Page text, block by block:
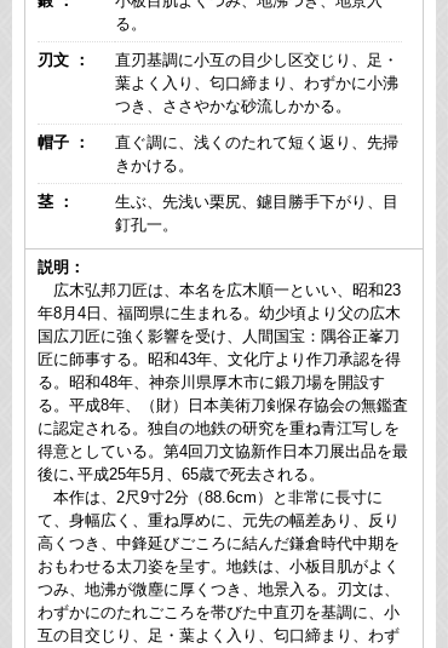
る。
刃文 ：
直刃基調に小互の目少し区交じり、足・
葉よく入り、匂口締まり、わずかに小沸
つき、ささやかな砂流しかかる。
帽子 ：
直ぐ調に、浅くのたれて短く返り、先掃
きかける。
茎 ：
生ぶ、先浅い栗尻、鑢目勝手下がり、目
釘孔一。
説明：
広木弘邦刀匠は、本名を広木順一といい、昭和23
年8月4日、福岡県に生まれる。幼少頃より父の広木
国広刀匠に強く影響を受け、人間国宝：隅谷正峯刀
匠に師事する。昭和43年、文化庁より作刀承認を得
る。昭和48年、神奈川県厚木市に鍛刀場を開設す
る。平成8年、（財）日本美術刀剣保存協会の無鑑査
に認定される。独自の地鉄の研究を重ね青江写しを
得意としている。第4回刀文協新作日本刀展出品を最
後に､平成25年5月、65歳で死去される。
本作は、2尺9寸2分（88.6cm）と非常に長寸に
て、身幅広く、重ね厚めに、元先の幅差あり、反り
高くつき、中鋒延びごころに結んだ鎌倉時代中期を
おもわせる太刀姿を呈す。地鉄は、小板目肌がよく
つみ、地沸が微塵に厚くつき、地景入る。刃文は、
わずかにのたれごころを帯びた中直刃を基調に、小
互の目交じり、足・葉よく入り、匂口締まり、わず